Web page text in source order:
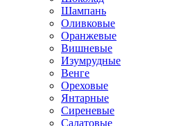
Шампань
Оливковые
Оранжевые
Вишневые
Изумрудные
Венге
Ореховые
Янтарные
Сиреневые
Салатовые